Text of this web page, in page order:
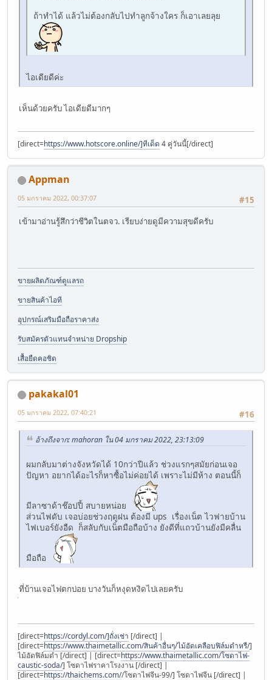
ถ้าทำได้ แล้วไม่ต้องกลับไปทำลูกจ้างใคร ก็เอาเลยลุย
ไอเดียดีค่ะ
เห็นด้วยครับ ไอเดียดีมากๆ
[direct=https://www.hotscore.online/]ทีเด็ด 4 คู่วันนี้[/direct]
Appman
#15
05 มกราคม 2022, 00:37:07
เข้ามาอ่านรู้สึกว่าชีวิตในตจว. เรียบง่ายดูมีความสุขดีครับ
ขายผลิตภัณฑ์ดูแลรถ
ขายสินค้าไอที
อุปกรณ์เสริมมือถือราคาส่ง
รับสมัครตัวแทนจำหน่าย Dropship
เสื้อยืดคอชิด
pakakal01
#16
05 มกราคม 2022, 07:40:21
อ้างถึงจาก: mahoran ใน 04 มกราคม 2022, 23:13:09
ผมกลับมาต่างจังหวัดได้ 10กว่าปีแล้ว ช่วงแรกๆสมัยก่อนเจอ
ปัญหา อยากได้อะไรก็หาซื้อไม่ค่อยได้ เพราะไม่มีห้าง ตอนนี้ก็
มีลาซาด้าช๊อปปี้ สบายหน่อย
ส่วนไฟดับ เจอบ่อยช่วงฤดูฝน ต้องมี ups เรื่องเน็ต ไวฟายบ้าน
ไฟเบอร์ยังอืด ก็สลับกับเน็ตมือถือบ้าง ยังดีที่แถวบ้านยังมีคลื่น
มือถือ
ที่บ้านเจอไฟตกบ่อย บางวันก็หงุดหงิดไปเลยครับ
[direct=https://cordyl.com/]ถั่งเช่า [/direct] |
[direct=https://www.thaimetallic.com/สินค้าอื่นๆ/ไม้อัดเคลือบฟิล์มดำหรื/]
ไม้อัดฟิล์มดำ [/direct] | [direct=https://www.thaimetallic.com/โซดาไฟ-
caustic-soda/] โซดาไฟราคาโรงงาน [/direct] |
[direct=https://thaichems.com//โซดาไฟจีน-99/] โซดาไฟจีน [/direct] |